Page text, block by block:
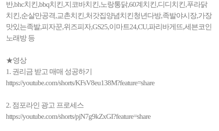
반,bhc치킨,bbq치킨,지코바치킨,노랑통닭,60계치킨,디디치킨,푸라닭
치킨,순살만공격,교촌치킨,처갓집양념치킨청년다방,족발야시장,가장
맛있는족발,피자꾼,위즈피자,GS25,이마트24,CU,파리바게뜨,세븐코인
노래방 등
★영상
1. 권리금 받고 매매 성공하기
https://youtube.com/shorts/KFsV8eu138M?feature=share
2. 점포라인 광고 프로세스
https://youtube.com/shorts/pjN7g9kZxGI?feature=share